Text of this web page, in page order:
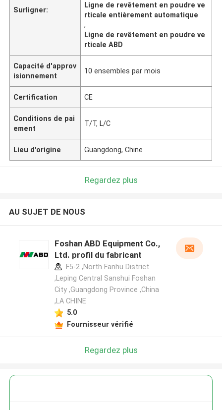
Surligner:
Ligne de revêtement en poudre ve
rticale entièrement automatique
,
Ligne de revêtement en poudre ve
rticale ABD
Capacité d'approv
isionnement
10 ensembles par mois
Certification CE
Conditions de pai
ement
T/T, L/C
Lieu d'origine Guangdong, Chine
Regardez plus
AU SUJET DE NOUS
Foshan ABD Equipment Co.,
Ltd. profil du fabricant
F5-2 ,North Fanhu District
,Leping Central Sanshui Foshan
City ,Guangdong Province ,China
,LA CHINE
5.0
Fournisseur vérifié
Regardez plus